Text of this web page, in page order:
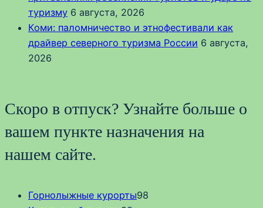
туризму 6 августа, 2026
Коми: паломничество и этнофестивали как
драйвер северного туризма России 6 августа,
2026
Скоро в отпуск? Узнайте больше о
вашем пункте назначения на
нашем сайте.
Горнолыжные курорты98